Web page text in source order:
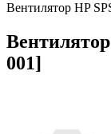
Вентилятор HP
001]